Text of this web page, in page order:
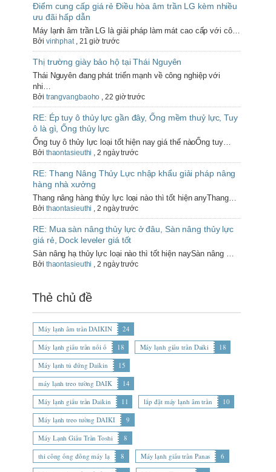
Điểm cung cấp giá rẻ Điều hòa âm trần LG kèm nhiều
ưu đãi hấp dẫn
Máy lạnh âm trần LG là giải pháp làm mát cao cấp với cô…
Bởi vinhphat, 21 giờ trước
Thị trường giày bảo hộ tại Thái Nguyên
Thái Nguyên đang phát triển mạnh về công nghiệp với
nhi…
Bởi trangvangbaoho ,22 giờ trước
RE: Ép tuy ô thủy lực gần đây, Ống mềm thuỷ lực, Tuy
ô là gì, Ống thủy lực
Ống tuy ô thủy lực loại tốt hiện nay giá thế nàoỐng tuy…
Bởi thaontasieuthi ,2 ngày trước
RE: Thang Nâng Thủy Lực nhập khẩu giải pháp nâng
hàng nhà xưởng
Thang nâng hàng thủy lực loại nào thì tốt hiện anyThang…
Bởi thaontasieuthi ,2 ngày trước
RE: Mua sàn nâng thủy lực ở đâu, Sàn nâng thủy lực
giá rẻ, Dock leveler giá tốt
Sàn nâng hạ thủy lực loại nào thì tốt hiện naySàn nâng …
Bởi thaontasieuthi ,2 ngày trước
Thẻ chủ đề
Máy lạnh âm trần DAIKIN
24
Máy lạnh giấu trần nối ố
18 Máy lạnh giấu trần Daiki
18
Máy lạnh tủ đứng Daikin
15
máy lạnh treo tường DAIK
14
Máy lạnh giấu trần Daikin
11 lắp đặt máy lạnh âm trần
10
Máy lạnh treo tường DAIKI
9
Máy Lạnh Giấu Trần Toshi
8
thi công ống đồng máy lạ
8 Máy lạnh giấu trần Panas
6